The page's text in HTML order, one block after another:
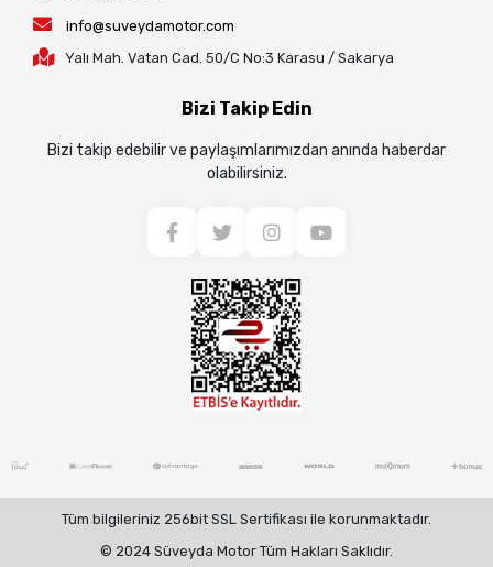
info@suveydamotor.com
Yalı Mah. Vatan Cad. 50/C No:3 Karasu / Sakarya
Bizi Takip Edin
Bizi takip edebilir ve paylaşımlarımızdan anında haberdar
olabilirsiniz.
Tüm bilgileriniz 256bit SSL Sertifikası ile korunmaktadır.
© 2024 Süveyda Motor Tüm Hakları Saklıdır.